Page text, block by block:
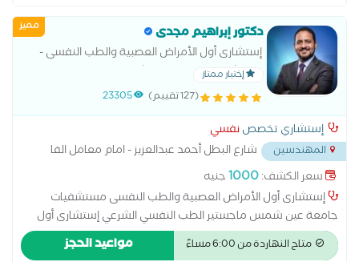
مميز دكتور إبراهيم مجدى
إستشارى أول الأمراض العصبية والطب النفسى -
مستشفيات جامعة عين شمس ماجستير الطب
النفسي الشرعي إستشارى أول الطب النفسى
مستشفى وادي النيل
إختيار ممتاز
(127 تقييم) 23305
إستشاري تخصصنفسي
المهندسين
شارع البطل أحمد عبدالعزيز - امام معامل الفا
سعر الكشف:1000جنيه
إستشارى أول الأمراض العصبية والطب النفسى مستشفيات
جامعة عين شمس ماجستير الطب النفسي الشرعي إستشارى أول
الطب النفسى مستشفى وادي النيل اضطراب القلق الاضطرابات
النفسية اضطراب الوسواس القهري الاضطراب ثنائي القطب
متاح النهاردة من 6:00 مساءً مواعيد الحجز